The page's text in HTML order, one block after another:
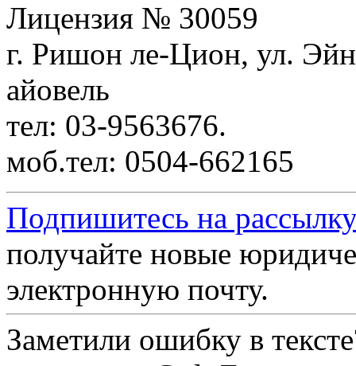
Лицензия № 30059
г. Ришон ле-Цион, ул.
айовель
тел: 03-9563676.
моб.тел: 0504-662165
Подпишитесь на
получайте новые
электронную почту.
Заметили ошибку в